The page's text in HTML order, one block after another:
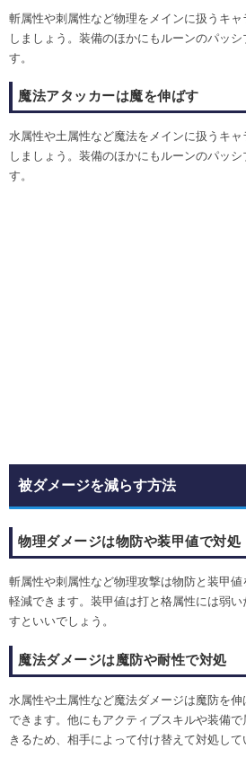
斬属性や刺属性など物理をメインに扱うキ
しましょう。装備のほかにもルーンのパッ
す。
魔法アタッカーは魔を伸ばす
水属性や土属性など魔法をメインに扱うキ
しましょう。装備のほかにもルーンのパッ
す。
被ダメージを減らす方法
物理ダメージは物防や装甲値で対処
斬属性や刺属性など物理攻撃は物防と装甲
軽減できます。装甲値は打と格属性には弱
すといいでしょう。
魔法ダメージは魔防や耐性で対処
水属性や土属性など魔法ダメージは魔防を
できます。他にもアクティブスキルや装備
きるため、相手によって付け替えて対処して